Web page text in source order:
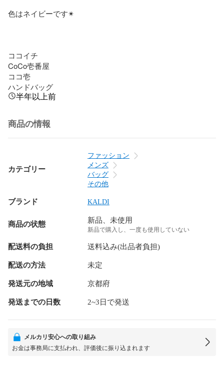
色はネイビーです✴︎
ココイチ
CoCo壱番屋
ココ壱
ハンドバッグ
半年以上前
商品の情報
カテゴリー
ファッション
メンズ
バッグ
その他
ブランド KALDI
商品の状態 新品、未使用
新品で購入し、一度も使用していない
配送料の負担 送料込み(出品者負担)
配送の方法 未定
発送元の地域 京都府
発送までの日数 2~3日で発送
メルカリ安心への取り組み
お金は事務局に支払われ、評価後に振り込まれます